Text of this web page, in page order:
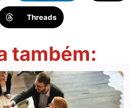
Threads
também: